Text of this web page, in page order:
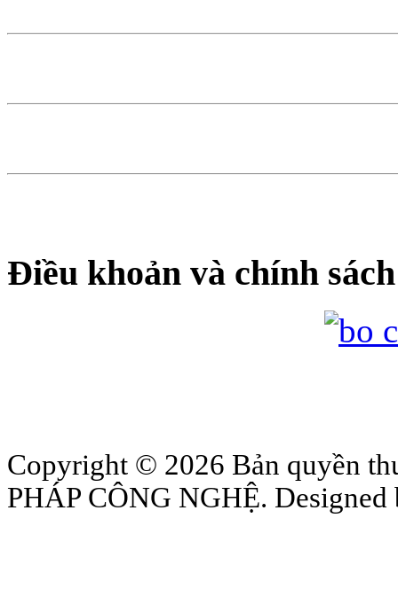
Điều khoản và chính sách
Copyright © 2026 Bản quyền
PHÁP CÔNG NGHỆ.